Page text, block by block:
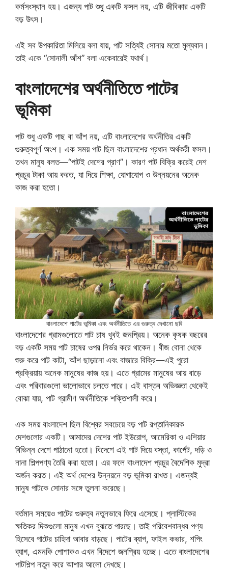
কর্মসংস্থান হয়। এজন্য পাট শুধু একটি ফসল নয়, এটি জীবিকার একটি
বড় উৎস।
এই সব উপকারিতা মিলিয়ে বলা যায়, পাট সত্যিই সোনার মতো মূল্যবান।
তাই একে “সোনালী আঁশ” বলা একেবারেই যথার্থ।
বাংলাদেশের অর্থনীতিতে পাটের
ভূমিকা
পাট শুধু একটি গাছ বা আঁশ নয়, এটি বাংলাদেশের অর্থনীতির একটি
গুরুত্বপূর্ণ অংশ। এক সময় পাট ছিল বাংলাদেশের প্রধান অর্থকরী ফসল।
তখন মানুষ বলত—“পাটই দেশের প্রাণ”। কারণ পাট বিক্রি করেই দেশ
প্রচুর টাকা আয় করত, যা দিয়ে শিক্ষা, যোগাযোগ ও উন্নয়নের অনেক
কাজ করা হতো।
বাংলাদেশে পাটের ভূমিকা এবং অর্থনীতিতে এর গুরুত্ব দেখানো ছবি
বাংলাদেশের গ্রামগুলোতে পাট চাষ খুবই জনপ্রিয়। অনেক কৃষক বছরের
বড় একটি সময় পাট চাষের ওপর নির্ভর করে থাকেন। বীজ বোনা থেকে
শুরু করে পাট কাটা, আঁশ ছাড়ানো এবং বাজারে বিক্রি—এই পুরো
প্রক্রিয়ায় অনেক মানুষের কাজ হয়। এতে গ্রামের মানুষের আয় বাড়ে
এবং পরিবারগুলো ভালোভাবে চলতে পারে। এই বাস্তব অভিজ্ঞতা থেকেই
বোঝা যায়, পাট গ্রামীণ অর্থনীতিকে শক্তিশালী করে।
এক সময় বাংলাদেশ ছিল বিশ্বের সবচেয়ে বড় পাট রপ্তানিকারক
দেশগুলোর একটি। আমাদের দেশের পাট ইউরোপ, আমেরিকা ও এশিয়ার
বিভিন্ন দেশে পাঠানো হতো। বিদেশে এই পাট দিয়ে বস্তা, কার্পেট, দড়ি ও
নানা শিল্পপণ্য তৈরি করা হতো। এর ফলে বাংলাদেশ প্রচুর বৈদেশিক মুদ্রা
অর্জন করত। এই অর্থ দেশের উন্নয়নে বড় ভূমিকা রাখত। এজন্যই
মানুষ পাটকে সোনার সঙ্গে তুলনা করেছে।
বর্তমান সময়েও পাটের গুরুত্ব নতুনভাবে ফিরে এসেছে। প্লাস্টিকের
ক্ষতিকর দিকগুলো মানুষ এখন বুঝতে পারছে। তাই পরিবেশবান্ধব পণ্য
হিসেবে পাটের চাহিদা আবার বাড়ছে। পাটের ব্যাগ, ফাইল কভার, শপিং
ব্যাগ, এমনকি পোশাকও এখন বিদেশে জনপ্রিয় হচ্ছে। এতে বাংলাদেশের
পাটশিল্প নতুন করে আশার আলো দেখছে।